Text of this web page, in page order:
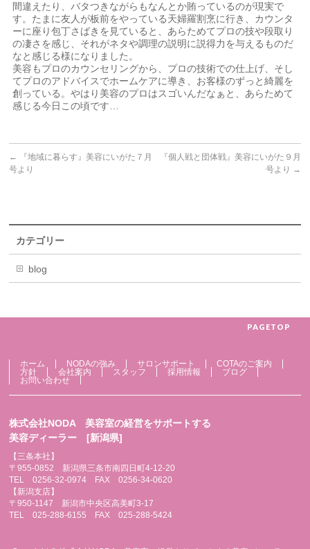
間違えたり、バタつきながらもなんとか賄っているのが現実で
す。たまに友人が板前をやっている天婦羅割烹に行き、カウンタ
ーに座り包丁さばきを見ていると、あらためてプロの技や段取り
の凄さを感じ、それがネタや調理の説明に説得力を与えるものだ
なと感じる様になりました。
美容もプロのカウンセリングから、プロの技術での仕上げ、そし
てプロのアドバイスでホームケアに導き、お客様のずっと綺麗を
創っている。やはり美容のプロはスゴいんだなぁと、あらためて
感じる今日この頃です…
←
『地域に暮らす』美容にいがた７月
号より
『個人戦と団体戦』美容にいがた９月
号より →
カテゴリー
blog
PAGETOP
ホーム NODAの強み サロンサポート
COTAのご案内
方針
会社案内 スタッフ 採用情報
ブログ
お問い合わせ
株式会社NODA 美容室の経営をサポートする
美容ディーラー [新潟県]
【三条本社】
〒955-0852 新潟県三条市南四日町4-12-20
TEL 0256-32-0974 FAX 0256-34-0620
【新潟支店】
〒950-1147 新潟市中央区高美町3-17
TEL 025-288-6155 FAX 025-288-5424